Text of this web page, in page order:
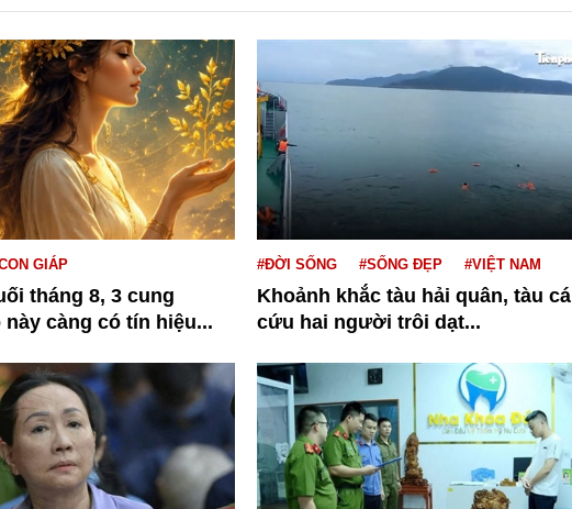
GIÁP
tháng 8, 3 cung
này càng có tín hiệu...
#ĐỜI SỐNG #SỐNG ĐẸP #VIỆT NAM
Khoảnh khắc tàu hải quân, tàu cá
cứu hai người trôi dạt...